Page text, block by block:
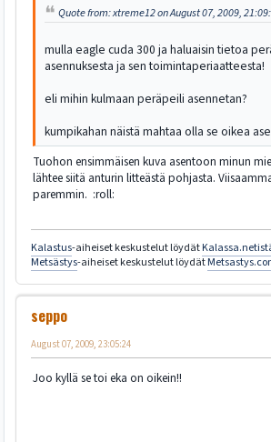
Quote from: xtreme12 on August 07, 2009,
mulla eagle cuda 300 ja haluaisin tietoa
asennuksesta ja sen toimintaperiaatteesta!
eli mihin kulmaan peräpeili asennetan?
kumpikahan näistä mahtaa olla se oikea
Tuohon ensimmäisen kuva asentoon minun
lähtee siitä anturin litteästä pohjasta.
paremmin. :roll:
Kalastus-aiheiset keskustelut löydät
Metsästys-aiheiset keskustelut löydät
seppo
August 07, 2009, 23:05:24
Joo kyllä se toi eka on oikein!!